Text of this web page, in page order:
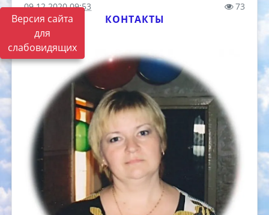
Версия сайта
для
слабовидящих
09.12.2020 09:53 73
КОНТАКТЫ